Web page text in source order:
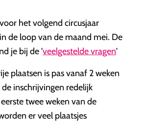
het volgend circusjaar
de loop van de maand mei. De
je bij de 'veelgestelde vragen'
plaatsen is pas vanaf 2 weken
inschrijvingen redelijk
twee weken van de
er veel plaatsjes